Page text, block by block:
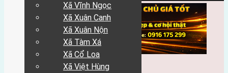
Trang Chủ
Xã Vĩnh Ngọc
Xã Xuân Canh
Xã Xuân Nộn
Xã Tàm Xá
Xã Cổ Loa
Xã Việt Hùng